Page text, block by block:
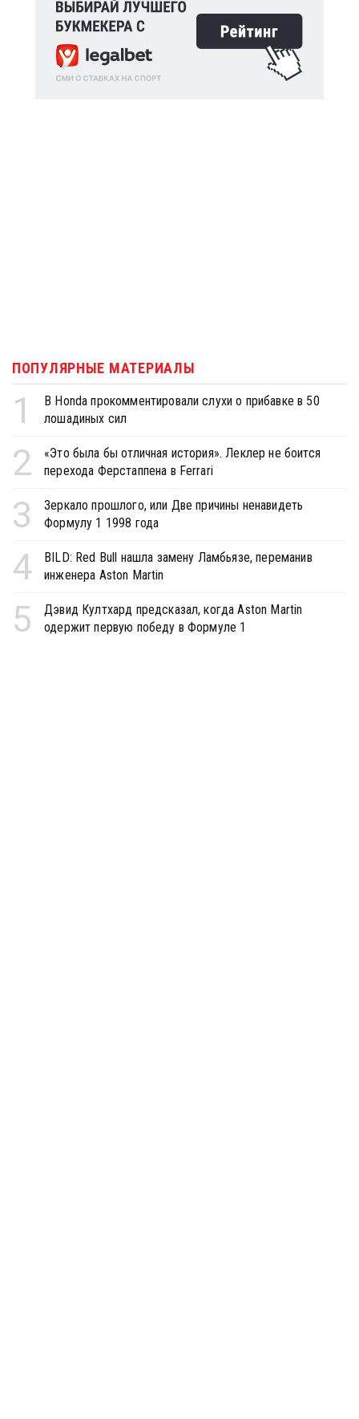
ПОПУЛЯРНЫЕ МАТЕРИАЛЫ
1
В Honda прокомментировали слухи о прибавке в 50
лошадиных сил
2
«Это была бы отличная история». Леклер не боится
перехода Ферстаппена в Ferrari
3
Зеркало прошлого, или Две причины ненавидеть
Формулу 1 1998 года
4
BILD: Red Bull нашла замену Ламбьязе, переманив
инженера Aston Martin
5
Дэвид Култхард предсказал, когда Aston Martin
одержит первую победу в Формуле 1